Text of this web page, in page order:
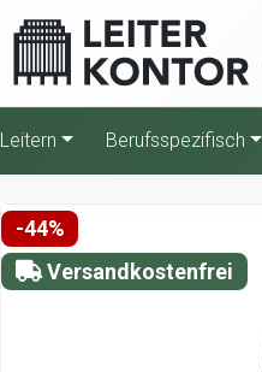
Leitern Berufsspezifisch
-44%
Versandkostenfrei